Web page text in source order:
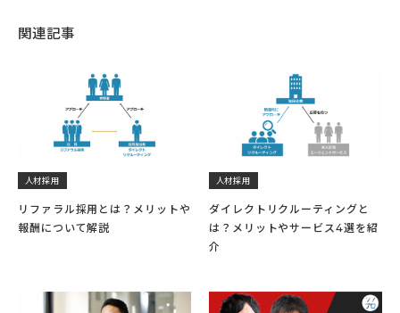
関連記事
人材採用
リファラル採用とは？メリットや
報酬について解説
人材採用
ダイレクトリクルーティングと
は？メリットやサービス4選を紹
介